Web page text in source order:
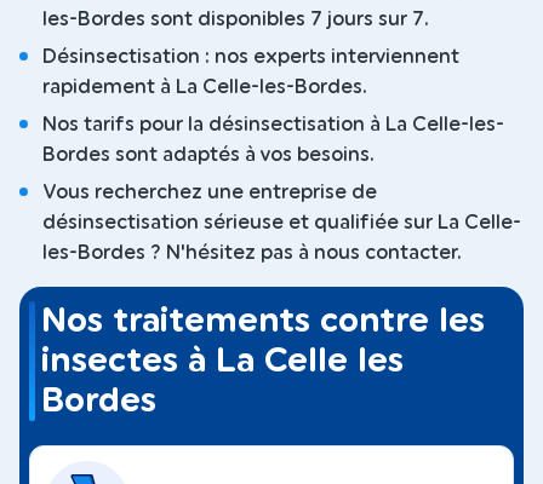
les-Bordes sont disponibles 7 jours sur 7.
Désinsectisation : nos experts interviennent
rapidement à La Celle-les-Bordes.
Nos tarifs pour la désinsectisation à La Celle-les-
Bordes sont adaptés à vos besoins.
Vous recherchez une entreprise de
désinsectisation sérieuse et qualifiée sur La Celle-
les-Bordes ? N'hésitez pas à nous contacter.
Nos traitements contre les
insectes à La Celle les
Bordes